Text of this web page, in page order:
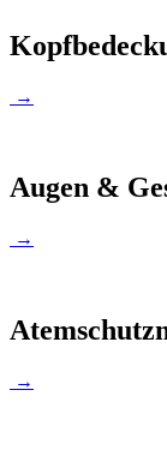
→
Augen &
→
→